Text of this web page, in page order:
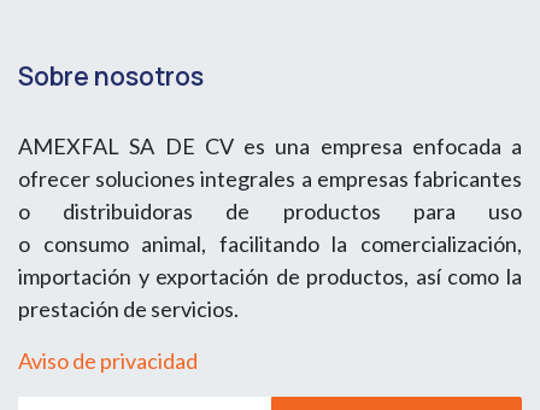
Sobre nosotros
AMEXFAL SA DE CV es una empresa enfocada a
ofrecer soluciones integrales a empresas fabricantes
o distribuidoras de productos para uso
o consumo animal, facilitando la comercialización,
importación y exportación de productos, así como la
prestación de servicios.
Aviso de privacidad